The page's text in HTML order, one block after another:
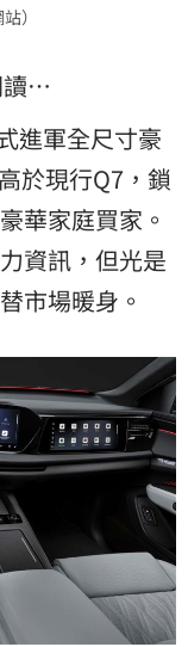
）
讀…
進軍全尺寸豪
於現行Q7，鎖
華家庭買家。
資訊，但光是
市場暖身。